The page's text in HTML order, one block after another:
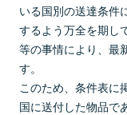
いる国別の送達条件
するよう万全を期し
等の事情により、最
す。
このため、条件表に
国に送付した物品で